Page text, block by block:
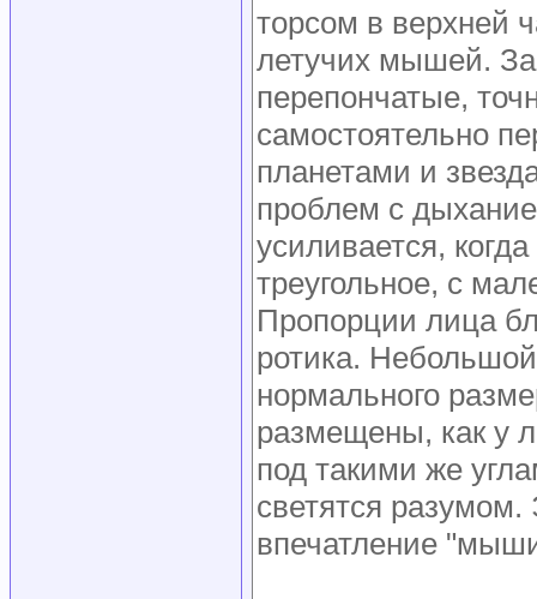
торсом в верхней
летучих мышей.
перепончатые,
самостоятельно
планетами и
проблем с
усиливается,
треугольное, с
Пропорции лица
ротика.
нормального
размещены, как у
под такими же
светятся
впечатление